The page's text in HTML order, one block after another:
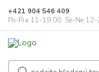
+421 904 546 409
Po-Pia 11-19:00, So-Ne